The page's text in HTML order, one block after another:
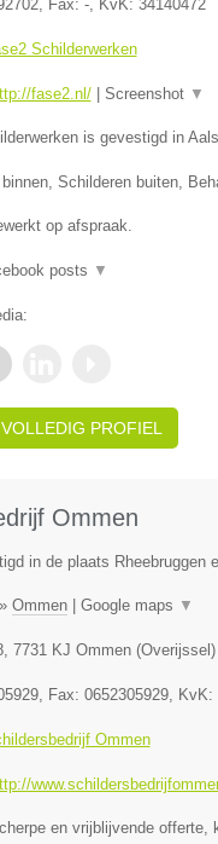
, Fax: -, KvK: 34140472
Schilderwerken
fase2.nl/| Screenshot ▼
is gevestigd in
Schilderen buiten,
op afspraak.
posts ▼
PROFIEL
Ommen
in de plaats Rheebruggen
» Ommen| Google maps ▼
, 7731 KJ Ommen(Overijssel )
, Fax: 0652305929, KvK:
Ommen
en vrijblijvende offerte,